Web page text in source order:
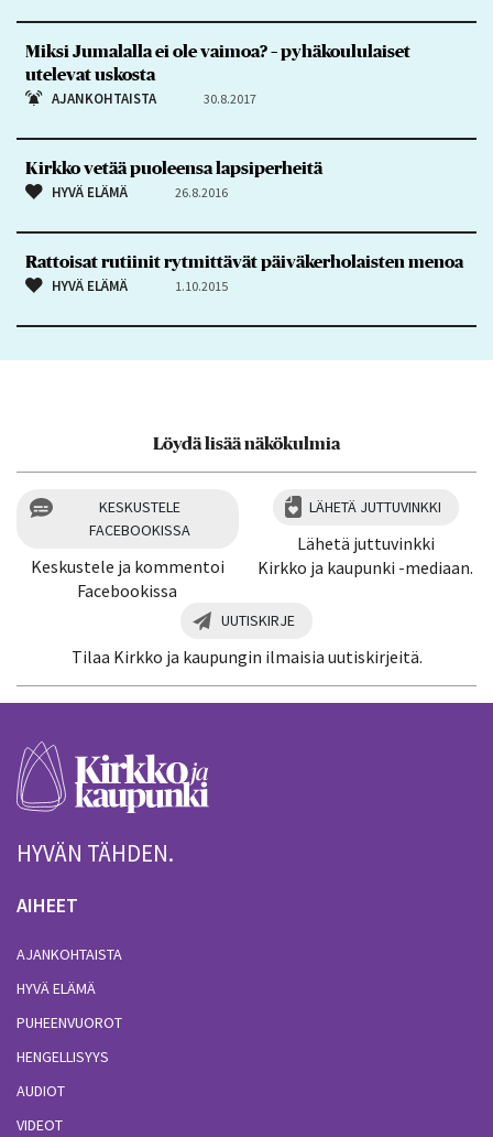
Miksi Jumalalla ei ole vaimoa? – pyhäkoululaiset
utelevat uskosta
AJANKOHTAISTA 30.8.2017
Kirkko vetää puoleensa lapsiperheitä
HYVÄ ELÄMÄ 26.8.2016
Rattoisat rutiinit rytmittävät päiväkerholaisten menoa
HYVÄ ELÄMÄ 1.10.2015
Löydä lisää näkökulmia
KESKUSTELE
FACEBOOKISSA
Keskustele ja kommentoi
Facebookissa
LÄHETÄ JUTTUVINKKI
Lähetä juttuvinkki
Kirkko ja kaupunki -mediaan.
UUTISKIRJE
Tilaa Kirkko ja kaupungin ilmaisia uutiskirjeitä.
HYVÄN TÄHDEN.
AIHEET
AJANKOHTAISTA
HYVÄ ELÄMÄ
PUHEENVUOROT
HENGELLISYYS
AUDIOT
VIDEOT